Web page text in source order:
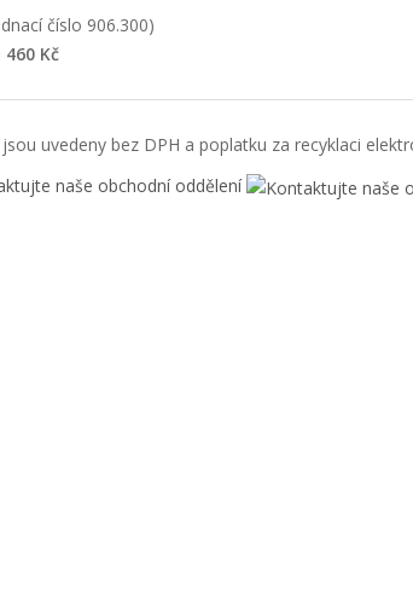
číslo 906.300)
460 Kč
jsou uvedeny bez DPH a poplatku za recyklaci
naše obchodní oddělení